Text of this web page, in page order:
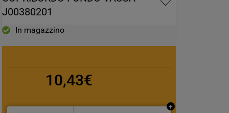
J00380201
In magazzino
10,43€